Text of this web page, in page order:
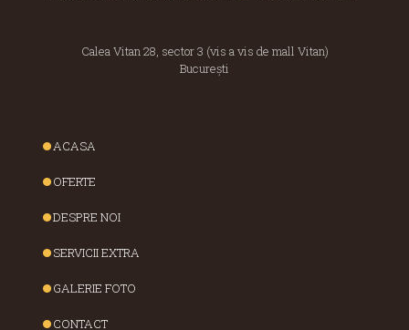
Calea Vitan 28, sector 3 (vis a vis de mall Vitan)
București
ACASA
OFERTE
DESPRE NOI
SERVICII EXTRA
GALERIE FOTO
CONTACT